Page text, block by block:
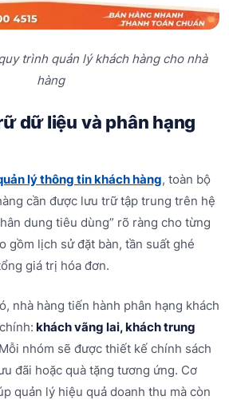
trình quản lý khách hàng cho nhà
hàng
dữ liệu và phân hạng
lý thông tin khách hàng, toàn bộ
cần được lưu trữ tập trung trên hệ
dung tiêu dùng” rõ ràng cho từng
gồm lịch sử đặt bàn, tần suất ghé
giá trị hóa đơn.
nhà hàng tiến hành phân hạng khách
khách vãng lai, khách trung
nhóm sẽ được thiết kế chính sách
đãi hoặc quà tặng tương ứng. Cơ
quản lý hiệu quả doanh thu mà còn